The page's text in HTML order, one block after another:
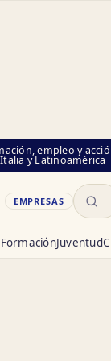
empleo y
Italia y Latinoamérica
EMPRESAS
Buscar
FormaciónJuventud